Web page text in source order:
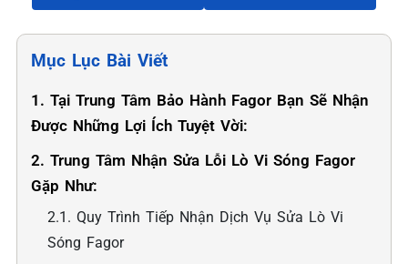
Mục Lục Bài Viết
1. Tại Trung Tâm Bảo Hành Fagor Bạn Sẽ Nhận
Được Những Lợi Ích Tuyệt Vời:
2. Trung Tâm Nhận Sửa Lỗi Lò Vi Sóng Fagor
Gặp Như:
2.1. Quy Trình Tiếp Nhận Dịch Vụ Sửa Lò Vi
Sóng Fagor